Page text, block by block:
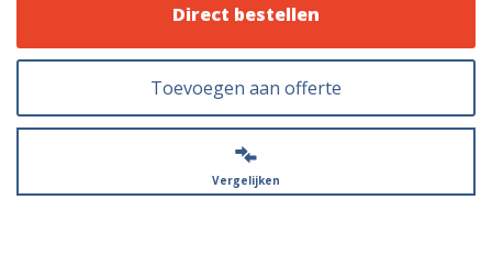
Direct bestellen
Toevoegen aan offerte
Vergelijken